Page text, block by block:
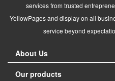
services from trusted
YellowPages and display on all
service beyond
About Us
Our products